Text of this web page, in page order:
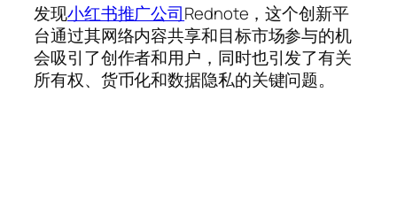
发现小红书推广公司Rednote，这个创新平
台通过其网络内容共享和目标市场参与的机
会吸引了创作者和用户，同时也引发了有关
所有权、货币化和数据隐私的关键问题。